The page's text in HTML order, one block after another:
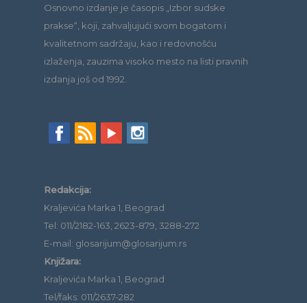
Osnovno izdanje je časopis „Izbor sudske
prakse“, koji, zahvaljujući svom bogatom i
kvalitetnom sadržaju, kao i redovnošću
izlaženja, zauzima visoko mesto na listi pravnih
izdanja još od 1992.
Redakcija:
Kraljevića Marka 1, Beograd
Tel: 011/2182-163, 2623-879, 3288-272
E-mail: glosarijum@glosarijum.rs
Knjižara:
Kraljevića Marka 1, Beograd
Tel/faks: 011/2637-282